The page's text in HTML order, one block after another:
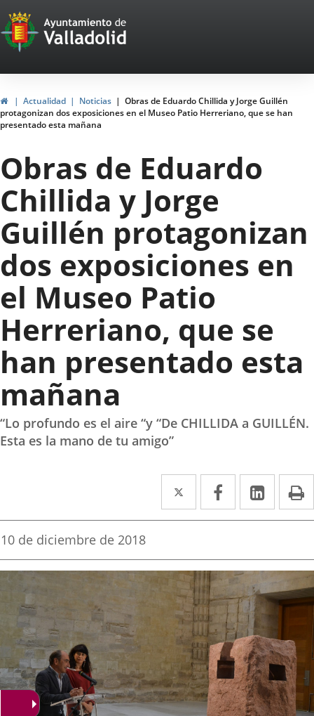
Portal
Web
del
Ayuntamiento
de
Valladolid
InicioActualidad Noticias
Obras de Eduardo Chillida y Jorge Guillén
protagonizan dos exposiciones en el Museo Patio Herreriano, que se han
presentado esta mañana
Obras de Eduardo
Chillida y Jorge
Guillén protagonizan
dos exposiciones en
el Museo Patio
Herreriano, que se
han presentado esta
mañana
“Lo profundo es el aire “y “De CHILLIDA a GUILLÉN.
Esta es la mano de tu amigo”
Twitter
Enlace
a
aplicación
externa.
Facebook
Enlace
a
aplicación
externa.
Enlace
a
Fecha
la
noticia
10 de diciembre de 2018